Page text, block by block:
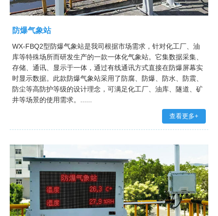
防爆气象站
WX-FBQ2型防爆气象站是我司根据市场需求，针对化工厂、油
库等特殊场所而研发生产的一款一体化气象站。它集数据采集、
存储、通讯、显示于一体，通过有线通讯方式直接在防爆屏幕实
时显示数据。此款防爆气象站采用了防腐、防爆、防水、防震、
防尘等高防护等级的设计理念，可满足化工厂、油库、隧道、矿
井等场景的使用需求。......
查看更多+